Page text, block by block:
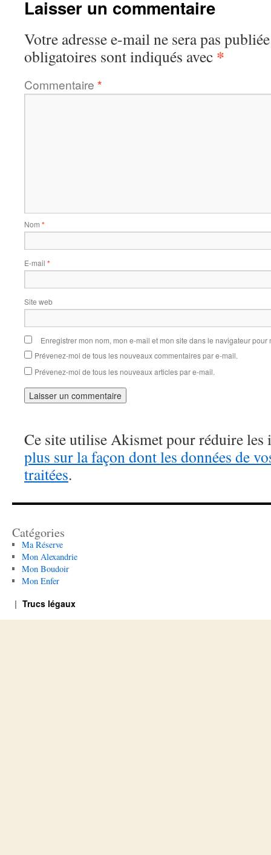
Laisser un commentaire
Votre adresse e-mail ne sera pas
obligatoires sont indiqués avec *
Commentaire *
Nom *
E-mail *
Site web
Enregistrer mon nom, mon e-mail et mon site dans le navigateur
Prévenez-moi de tous les nouveaux commentaires par e-mail.
Prévenez-moi de tous les nouveaux articles par e-mail.
Ce site utilise Akismet pour réduire les
plus sur la façon dont les données de
traitées.
Catégories
Ma Réserve
Mon Alexandrie
Mon Boudoir
Mon Enfer
Trucs légaux